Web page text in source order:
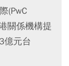
(PwC
關係機構提
億元台